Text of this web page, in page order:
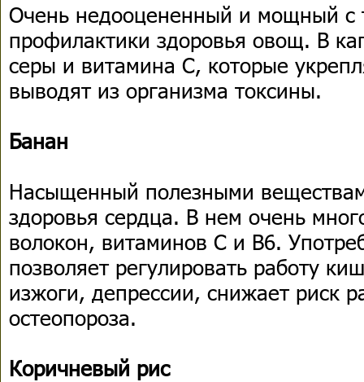
Очень недооцененный и мощный с
профилактики здоровья овощ. В
серы и витамина С, которые
выводят из организма токсины.
Банан
Насыщенный полезными
здоровья сердца. В нем очень
волокон, витаминов С и В6.
позволяет регулировать работу
изжоги, депрессии, снижает риск
остеопороза.
Коричневый рис